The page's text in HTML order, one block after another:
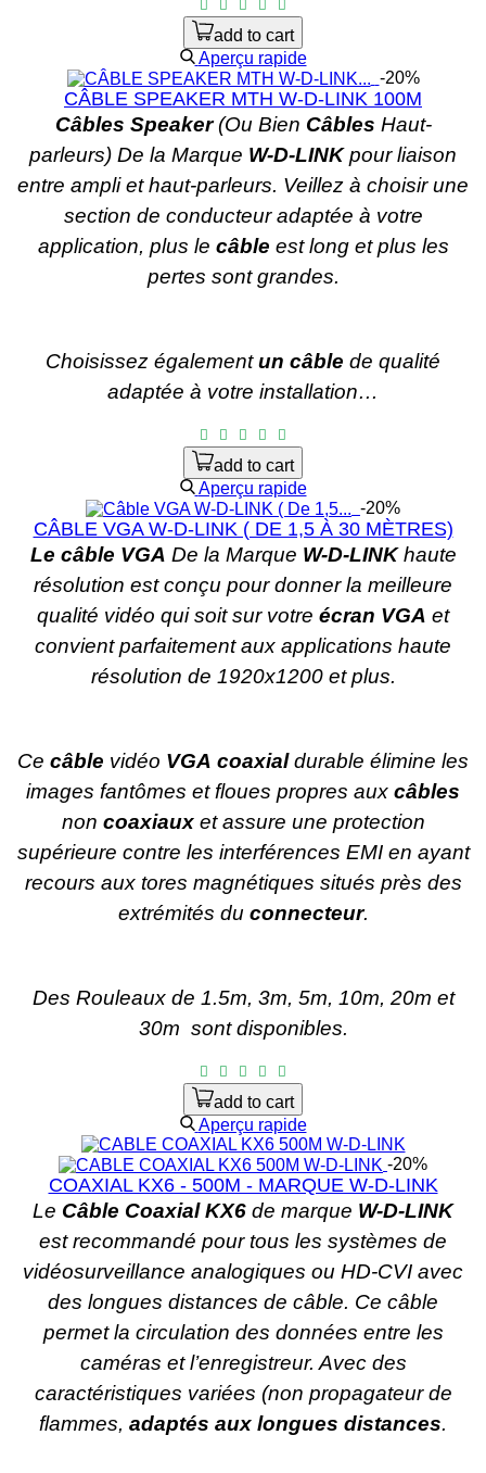
add to cart
Aperçu rapide
-20%
CÂBLE SPEAKER MTH W-D-LINK 100M
Câbles Speaker(Ou Bien Câbles Haut-
parleurs) De la Marque W-D-LINKpour liaison
entre ampli et haut-parleurs. Veillez à choisir une
section de conducteur adaptée à votre
application, plus le câble est long et plus les
pertes sont grandes.
Choisissez égalementun câble de qualité
adaptée à votre installation…
add to cart
Aperçu rapide
-20%
CÂBLE VGA W-D-LINK ( DE 1,5 À 30 MÈTRES)
Le câble VGA De la Marque W-D-LINKhaute
résolution est conçu pour donner la meilleure
qualité vidéo qui soit sur votre écran VGA et
convient parfaitement aux applications haute
résolution de 1920x1200 et plus.
Ce câble vidéo VGA coaxialdurable élimine les
images fantômes et floues propres aux câbles
non coaxiauxet assure une protection
supérieure contre les interférences EMI en ayant
recours aux tores magnétiques situés près des
extrémités du connecteur.
Des Rouleaux de 1.5m, 3m, 5m, 10m, 20m et
30m sont disponibles.
add to cart
Aperçu rapide
-20%
COAXIAL KX6 - 500M - MARQUE W-D-LINK
Le Câble Coaxial KX6 de marque W-D-LINK
est recommandé pour tous les systèmes de
vidéosurveillance analogiques ou HD-CVI avec
des longues distances de câble. Ce câble
permet la circulation des données entre les
caméras et l’enregistreur. Avec des
caractéristiques variées (non propagateur de
flammes, adaptés aux longues distances.